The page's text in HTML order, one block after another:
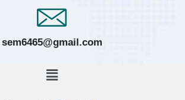
sem6465@gmail.com